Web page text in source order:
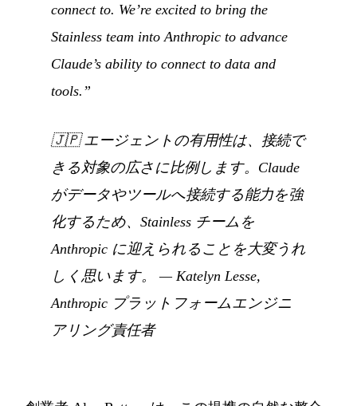
connect to. We’re excited to bring the
Stainless team into Anthropic to advance
Claude’s ability to connect to data and
tools.”
🇯🇵エージェントの有用性は、接続で
きる対象の広さに比例します。Claude
がデータやツールへ接続する能力を強
化するため、Stainless チームを
Anthropic に迎えられることを大変うれ
しく思います。
— Katelyn Lesse,
Anthropic プラットフォームエンジニ
アリング責任者